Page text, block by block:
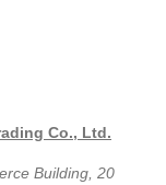
Co., Ltd.
Building, 20